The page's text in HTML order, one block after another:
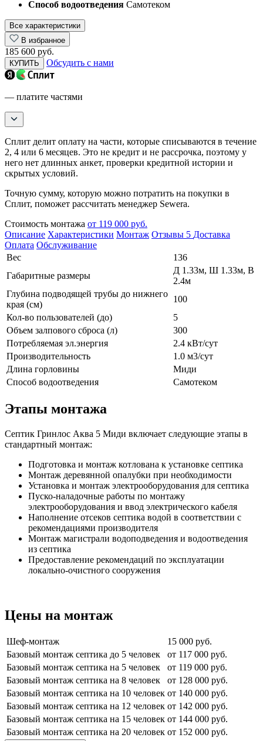
Способ водоотведения Самотеком
Все характеристики
В избранное
185 600 руб.
КУПИТЬ Обсудить с нами
— платите частями
Сплит делит оплату на части, которые списываются в течение
2, 4 или 6 месяцев. Это не кредит и не рассрочка, поэтому у
него нет длинных анкет, проверки кредитной истории и
скрытых условий.
Точную сумму, которую можно потратить на покупки в
Сплит, поможет рассчитать менеджер Sewera.
Стоимость монтажа от 119 000 руб.
Описание Характеристики Монтаж Отзывы 5 Доставка
Оплата Обслуживание
Вес
136
Габаритные размеры
Д 1.33м, Ш 1.33м, В
2.4м
Глубина подводящей трубы до нижнего
края (см)
100
Кол-во пользователей (до)
5
Объем залпового сброса (л)
300
Потребляемая эл.энергия
2.4 кВт/сут
Производительность
1.0 м3/сут
Длина горловины
Миди
Способ водоотведения
Самотеком
Этапы монтажа
Септик Гринлос Аква 5 Миди включает следующие этапы в
стандартный монтаж:
Подготовка и монтаж котлована к установке септика
Монтаж деревянной опалубки при необходимости
Установка и монтаж электрооборудования для септика
Пуско-наладочные работы по монтажу
электрооборудования и ввод электрического кабеля
Наполнение отсеков септика водой в соответствии с
рекомендациями производителя
Монтаж магистрали водоподведения и водоотведения
из септика
Предоставление рекомендаций по эксплуатации
локально-очистного сооружения
Цены на монтаж
Шеф-монтаж
15 000 руб.
Базовый монтаж септика до 5 человек
от 117 000 руб.
Базовый монтаж септика на 5 человек
от 119 000 руб.
Базовый монтаж септика на 8 человек
от 128 000 руб.
Базовый монтаж септика на 10 человек от 140 000 руб.
Базовый монтаж септика на 12 человек от 142 000 руб.
Базовый монтаж септика на 15 человек от 144 000 руб.
Базовый монтаж септика на 20 человек от 152 000 руб.